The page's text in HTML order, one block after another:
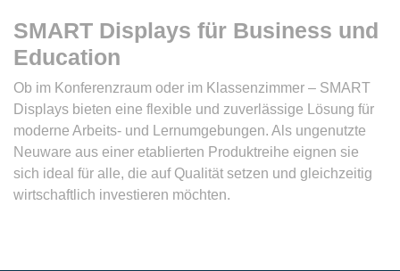
SMART Displays für Business und
Education
Ob im Konferenzraum oder im Klassenzimmer – SMART
Displays bieten eine flexible und zuverlässige Lösung für
moderne Arbeits- und Lernumgebungen. Als ungenutzte
Neuware aus einer etablierten Produktreihe eignen sie
sich ideal für alle, die auf Qualität setzen und gleichzeitig
wirtschaftlich investieren möchten.